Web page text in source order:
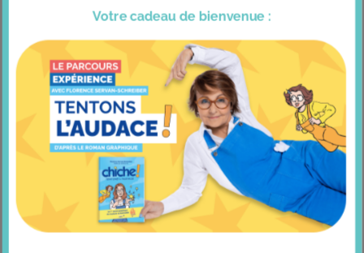
16 idées efficaces pour se détendre vraiment
Votre cadeau de bienvenue :